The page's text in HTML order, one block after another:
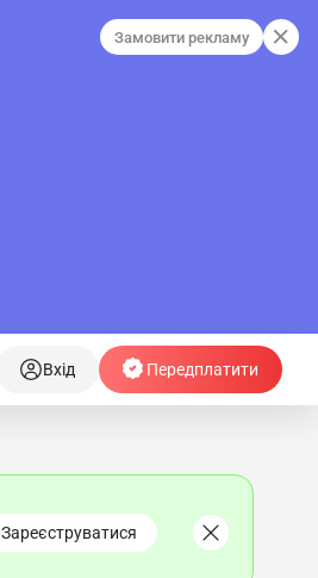
Замовити рекламу
Вхід Передплатити
Зареєструватися